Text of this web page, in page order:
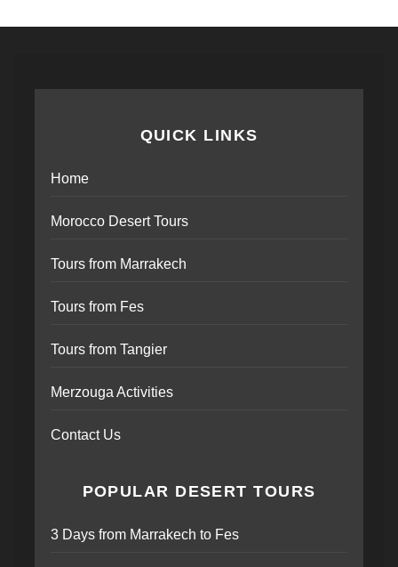
QUICK LINKS
Home
Morocco Desert Tours
Tours from Marrakech
Tours from Fes
Tours from Tangier
Merzouga Activities
Contact Us
POPULAR DESERT TOURS
3 Days from Marrakech to Fes